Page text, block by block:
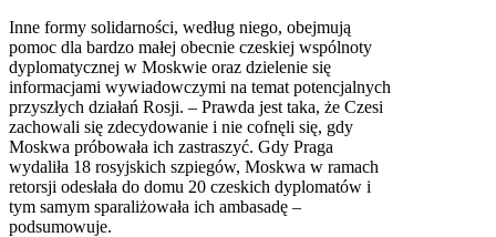
Inne formy solidarności, według niego, obejmują
pomoc dla bardzo małej obecnie czeskiej wspólnoty
dyplomatycznej w Moskwie oraz dzielenie się
informacjami wywiadowczymi na temat potencjalnych
przyszłych działań Rosji. – Prawda jest taka, że Czesi
zachowali się zdecydowanie i nie cofnęli się, gdy
Moskwa próbowała ich zastraszyć. Gdy Praga
wydaliła 18 rosyjskich szpiegów, Moskwa w ramach
retorsji odesłała do domu 20 czeskich dyplomatów i
tym samym sparaliżowała ich ambasadę –
podsumowuje.